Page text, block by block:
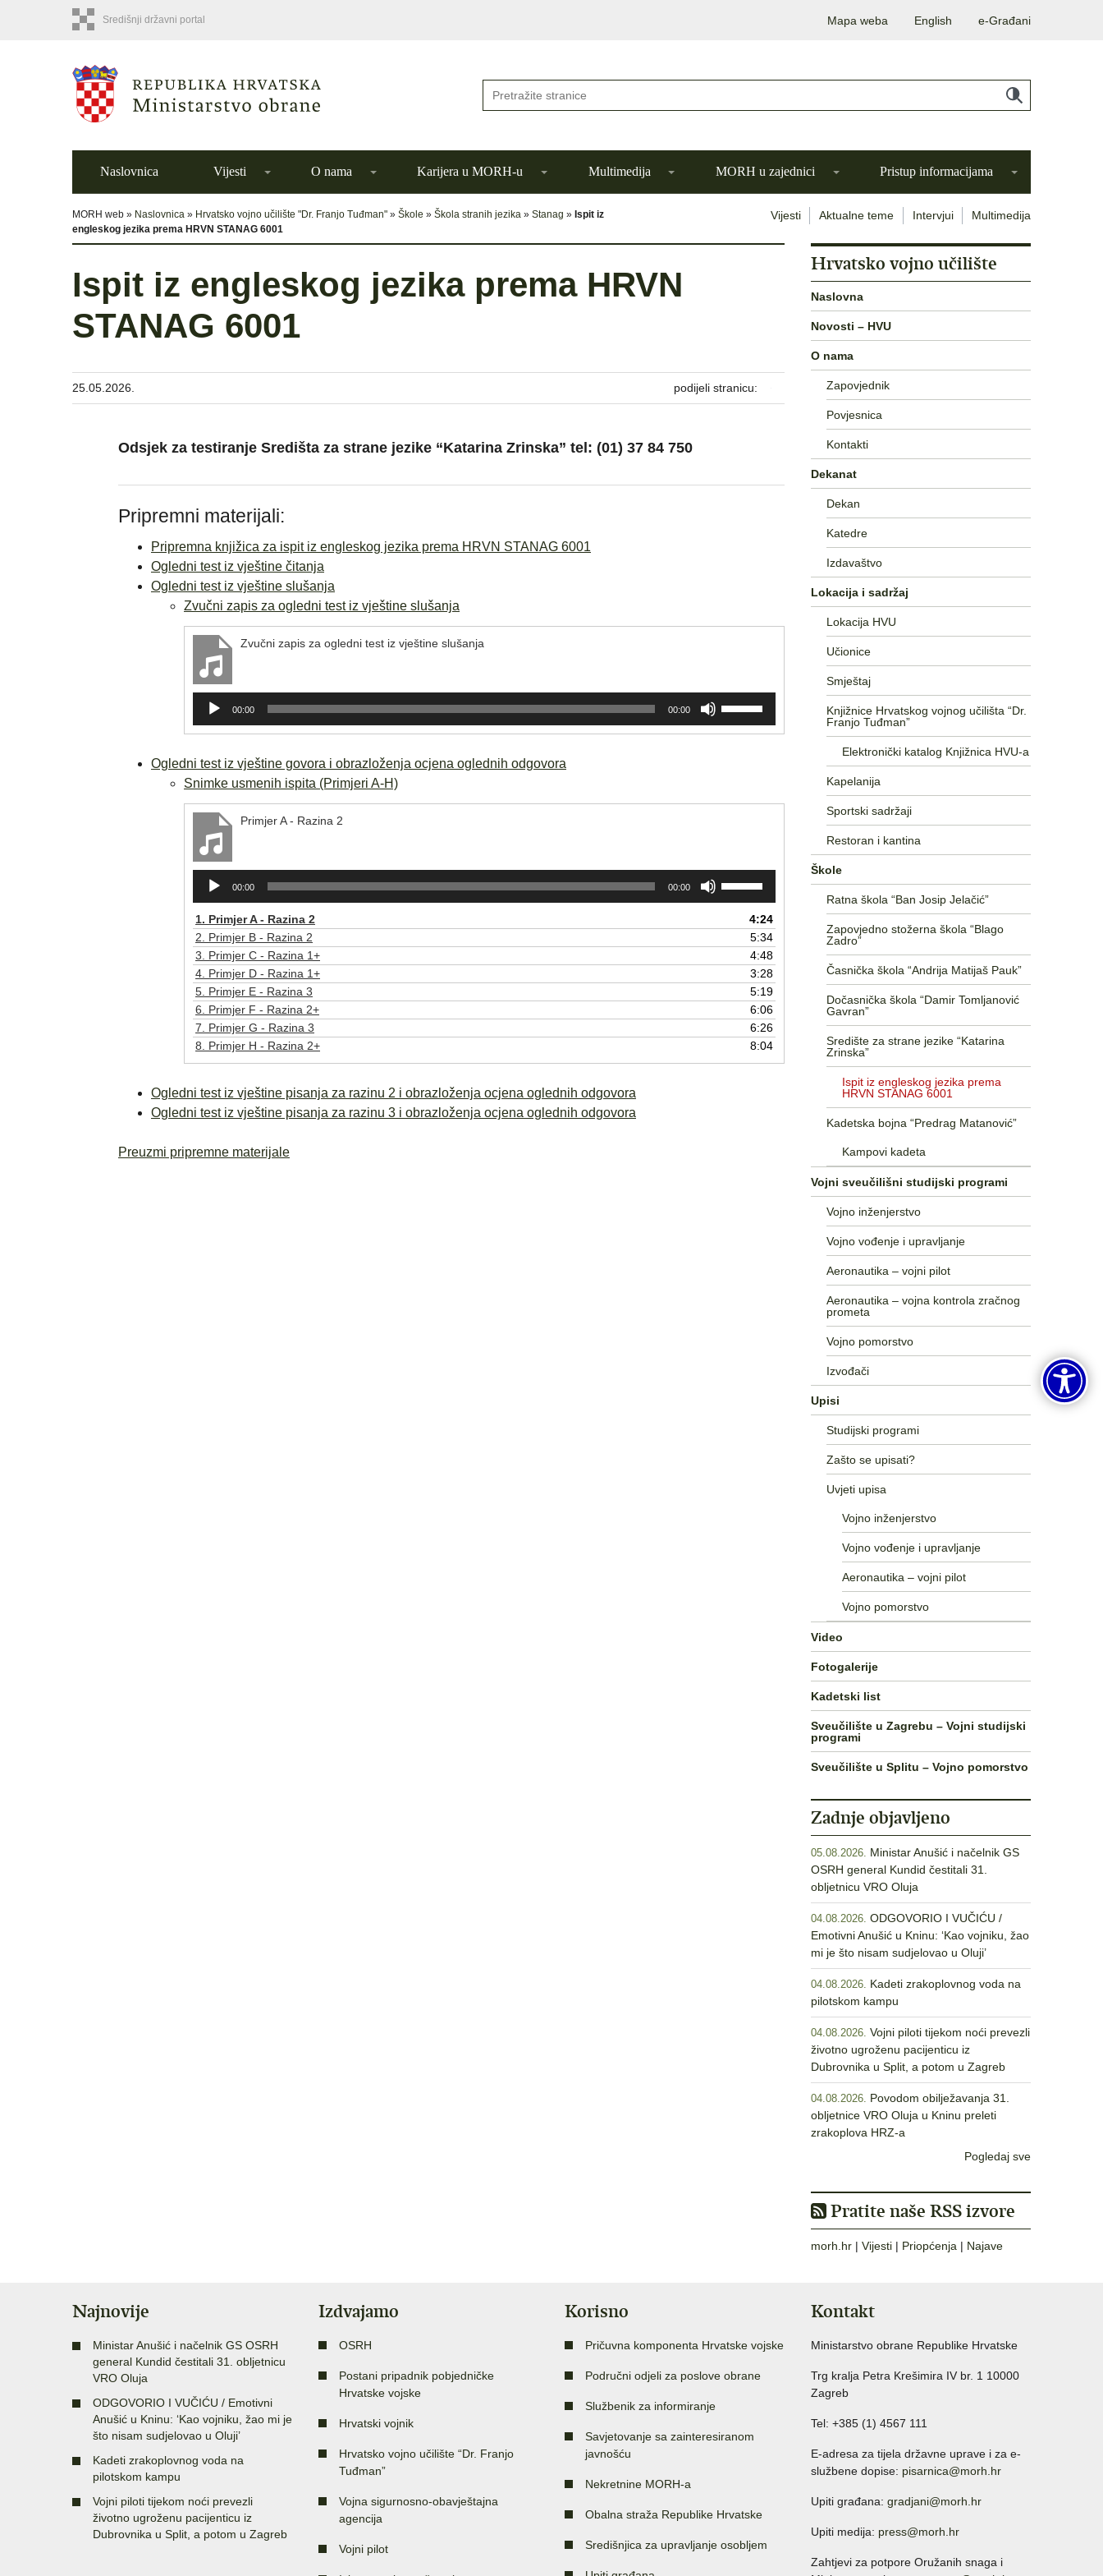
Središnji državni portal Mapa weba English e-Građani
Naslovnica Vijesti O nama Karijera u MORH-u Multimedija MORH u zajednici Pristup informacijama
MORH web » Naslovnica » Hrvatsko vojno učilište "Dr. Franjo Tuđman" » Škole » Škola stranih jezika » Stanag » Ispit iz
engleskog jezika prema HRVN STANAG 6001
Vijesti Aktualne teme Intervjui Multimedija
Ispit iz engleskog jezika prema HRVN
STANAG 6001
25.05.2026. podijeli stranicu:
Odsjek za testiranje Središta za strane jezike “Katarina Zrinska” tel: (01) 37 84 750
Pripremni materijali:
Pripremna knjižica za ispit iz engleskog jezika prema HRVN STANAG 6001
Ogledni test iz vještine čitanja
Ogledni test iz vještine slušanja
Zvučni zapis za ogledni test iz vještine slušanja
Zvučni zapis za ogledni test iz vještine slušanja
Reproduktor
audiozapisa
00:00 00:00
tipke
sa
biste
zvuk.
Ogledni test iz vještine govora i obrazloženja ocjena oglednih odgovora
Snimke usmenih ispita (Primjeri A-H)
Primjer A - Razina 2
Reproduktor
audiozapisa
00:00 00:00
tipke
strelicama
Gore/Dolje
kako
biste
pojačali
smanjili
1. Primjer A - Razina 2
4:24
2. Primjer B - Razina 2
5:34
3. Primjer C - Razina 1+
4:48
4. Primjer D - Razina 1+
3:28
5. Primjer E - Razina 3
5:19
6. Primjer F - Razina 2+
6:06
7. Primjer G - Razina 3
6:26
8. Primjer H - Razina 2+ 8:04
Ogledni test iz vještine pisanja za razinu 2 i obrazloženja ocjena oglednih odgovora
Ogledni test iz vještine pisanja za razinu 3 i obrazloženja ocjena oglednih odgovora
Preuzmi pripremne materijale
Hrvatsko vojno učilište
Naslovna
Novosti – HVU
O nama
Zapovjednik
Povjesnica
Kontakti
Dekanat
Dekan
Katedre
Izdavaštvo
Lokacija i sadržaj
Lokacija HVU
Učionice
Smještaj
Knjižnice Hrvatskog vojnog učilišta “Dr.
Franjo Tuđman”
Elektronički katalog Knjižnica HVU-a
Kapelanija
Sportski sadržaji
Restoran i kantina
Škole
Ratna škola “Ban Josip Jelačić”
Zapovjedno stožerna škola “Blago
Zadro”
Časnička škola “Andrija Matijaš Pauk”
Dočasnička škola “Damir Tomljanović
Gavran”
Središte za strane jezike “Katarina
Zrinska”
Ispit iz engleskog jezika prema
HRVN STANAG 6001
Kadetska bojna “Predrag Matanović”
Kampovi kadeta
Vojni sveučilišni studijski programi
Vojno inženjerstvo
Vojno vođenje i upravljanje
Aeronautika – vojni pilot
Aeronautika – vojna kontrola zračnog
prometa
Vojno pomorstvo
Izvođači
Upisi
Studijski programi
Zašto se upisati?
Uvjeti upisa
Vojno inženjerstvo
Vojno vođenje i upravljanje
Aeronautika – vojni pilot
Vojno pomorstvo
Video
Fotogalerije
Kadetski list
Sveučilište u Zagrebu – Vojni studijski
programi
Sveučilište u Splitu – Vojno pomorstvo
Zadnje objavljeno
05.08.2026. Ministar Anušić i načelnik GS
OSRH general Kundid čestitali 31.
obljetnicu VRO Oluja
04.08.2026. ODGOVORIO I VUČIĆU /
Emotivni Anušić u Kninu: ‘Kao vojniku, žao
mi je što nisam sudjelovao u Oluji’
04.08.2026. Kadeti zrakoplovnog voda na
pilotskom kampu
04.08.2026. Vojni piloti tijekom noći prevezli
životno ugroženu pacijenticu iz
Dubrovnika u Split, a potom u Zagreb
04.08.2026. Povodom obilježavanja 31.
obljetnice VRO Oluja u Kninu preleti
zrakoplova HRZ-a
Pogledaj sve
Pratite naše RSS izvore
morh.hr | Vijesti | Priopćenja | Najave
Najnovije
Ministar Anušić i načelnik GS OSRH
general Kundid čestitali 31. obljetnicu
VRO Oluja
ODGOVORIO I VUČIĆU / Emotivni
Anušić u Kninu: ‘Kao vojniku, žao mi je
što nisam sudjelovao u Oluji’
Kadeti zrakoplovnog voda na
pilotskom kampu
Vojni piloti tijekom noći prevezli
životno ugroženu pacijenticu iz
Dubrovnika u Split, a potom u Zagreb
Izdvajamo
OSRH
Postani pripadnik pobjedničke
Hrvatske vojske
Hrvatski vojnik
Hrvatsko vojno učilište “Dr. Franjo
Tuđman”
Vojna sigurnosno-obavještajna
agencija
Vojni pilot
Korisno
Pričuvna komponenta Hrvatske vojske
Područni odjeli za poslove obrane
Službenik za informiranje
Savjetovanje sa zainteresiranom
javnošću
Nekretnine MORH-a
Obalna straža Republike Hrvatske
Središnjica za upravljanje osobljem
Kontakt
Ministarstvo obrane Republike Hrvatske
Trg kralja Petra Krešimira IV br. 1 10000
Zagreb
Tel: +385 (1) 4567 111
E-adresa za tijela državne uprave i za e-
službene dopise: pisarnica@morh.hr
Upiti građana: gradjani@morh.hr
Upiti medija: press@morh.hr
Zahtjevi za potpore Oružanih snaga i